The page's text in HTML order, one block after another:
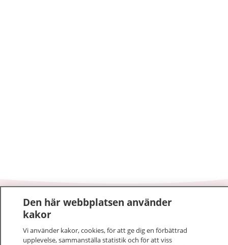
1177–tryggt om din hälsa och vård
På 1177.se får du råd om hälsa och information om
sjukdomar och vilka mottagningar du kan kontakta.
Den här webbplatsen använder
kakor
Vi använder kakor, cookies, för att ge dig en förbättrad
upplevelse, sammanställa statistik och för att viss